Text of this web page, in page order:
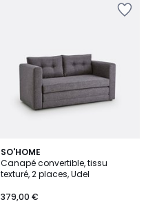
SO'HOME
Canapé convertible, tissu
texturé, 2 places, Udel
379,00 €
4
/
5
3
Couleurs